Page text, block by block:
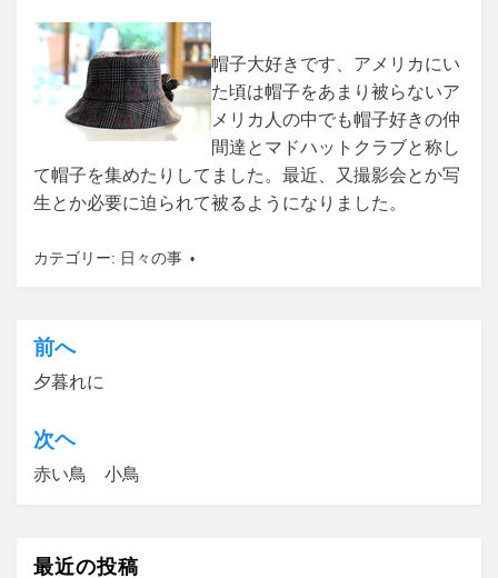
帽子大好きです、アメリカにい
た頃は帽子をあまり被らないア
メリカ人の中でも帽子好きの仲
間達とマドハットクラブと称し
て帽子を集めたりしてました。最近、又撮影会とか写
生とか必要に迫られて被るようになりました。
カテゴリー: 日々の事
投
稿
ナ
ビ
前へ
夕暮れに
次ヘ
赤い鳥 小鳥
最近の投稿